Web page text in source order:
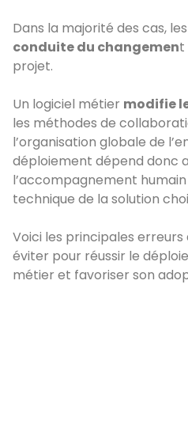
Dans la majorité des cas,
conduite du changement
projet.
Un logiciel métier modifie
les méthodes de
l’organisation globale de
déploiement dépend donc
l’accompagnement
technique de la solution
Voici les principales
éviter pour réussir le
métier et favoriser son